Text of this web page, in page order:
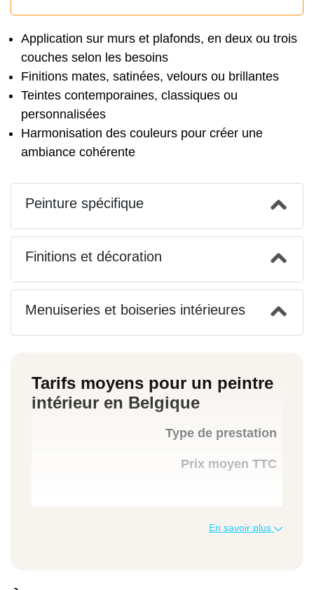
Application sur murs et plafonds, en deux ou trois
couches selon les besoins
Finitions mates, satinées, velours ou brillantes
Teintes contemporaines, classiques ou
personnalisées
Harmonisation des couleurs pour créer une
ambiance cohérente
Peinture spécifique
Finitions et décoration
Menuiseries et boiseries intérieures
Tarifs moyens pour un peintre
intérieur en Belgique
Type de prestation
Prix moyen TTC
Peinture murs + plafond (2 couches)
En savoir plus